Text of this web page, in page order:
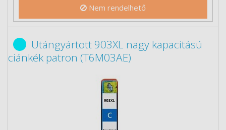
Nem rendelhető
Utángyártott 903XL nagy kapacitású
ciánkék patron (T6M03AE)